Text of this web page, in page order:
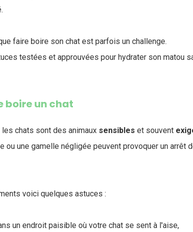
faire boire son chat est parfois un challenge.
testées et approuvées pour hydrater son matou
boire un chat
chats sont des animaux sensibles et souvent
ou une gamelle négligée peuvent provoquer un arrêt
voici quelques astuces :
un endroit paisible où votre chat se sent à l'aise,